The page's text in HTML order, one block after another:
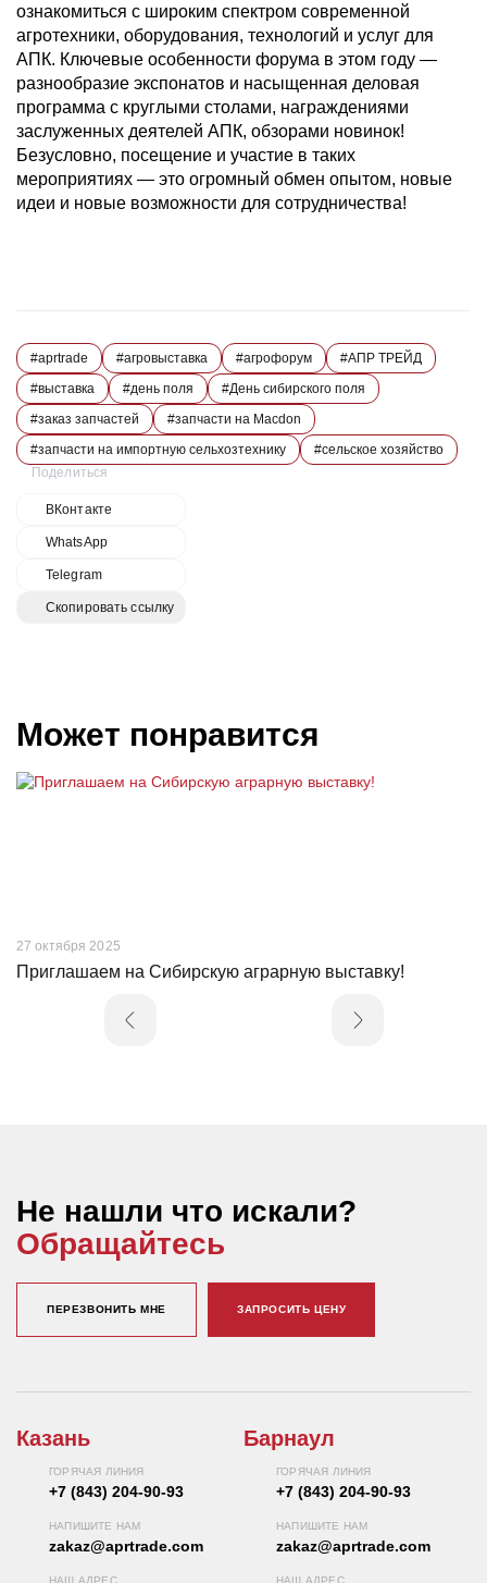
Поделиться
ВКонтакте
WhatsApp
Telegram
Скопировать ссылку
ознакомиться с широким спектром современной
агротехники, оборудования, технологий и услуг для
АПК. Ключевые особенности форума в этом году —
разнообразие экспонатов и насыщенная деловая
программа с круглыми столами, награждениями
заслуженных деятелей АПК, обзорами новинок!
Безусловно, посещение и участие в таких
мероприятиях — это огромный обмен опытом, новые
идеи и новые возможности для сотрудничества!
#aprtrade #агровыставка #агрофорум
#АПР ТРЕЙД
#выставка
#день поля
#День сибирского поля
#заказ запчастей
#запчасти на Macdon
#запчасти на импортную сельхозтехнику
#сельское хозяйство
Может понравится
27 октября 2025
Приглашаем на Сибирскую аграрную выставку!
Не нашли что искали?
Обращайтесь
ПЕРЕЗВОНИТЬ МНЕ ЗАПРОСИТЬ ЦЕНУ
Казань
ГОРЯЧАЯ ЛИНИЯ
+7 (843) 204-90-93
НАПИШИТЕ НАМ
zakaz@aprtrade.com
НАШ АДРЕС
Барнаул
ГОРЯЧАЯ ЛИНИЯ
+7 (843) 204-90-93
НАПИШИТЕ НАМ
zakaz@aprtrade.com
НАШ АДРЕС